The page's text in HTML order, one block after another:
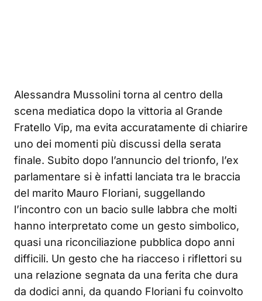
Alessandra Mussolini torna al centro della
scena mediatica dopo la vittoria al Grande
Fratello Vip, ma evita accuratamente di chiarire
uno dei momenti più discussi della serata
finale. Subito dopo l’annuncio del trionfo, l’ex
parlamentare si è infatti lanciata tra le braccia
del marito Mauro Floriani, suggellando
l’incontro con un bacio sulle labbra che molti
hanno interpretato come un gesto simbolico,
quasi una riconciliazione pubblica dopo anni
difficili. Un gesto che ha riacceso i riflettori su
una relazione segnata da una ferita che dura
da dodici anni, da quando Floriani fu coinvolto